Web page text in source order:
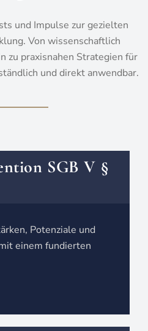
und Impulse zur gezielten
Von wissenschaftlich
zu praxisnahen Strategien für
und direkt anwendbar.
SGB V §
Potenziale und
einem fundierten